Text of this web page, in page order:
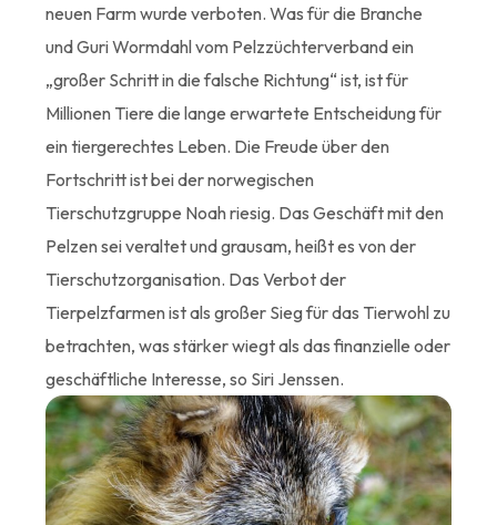
neuen Farm wurde verboten. Was für die Branche
und Guri Wormdahl vom Pelzzüchterverband ein
„großer Schritt in die falsche Richtung“ ist, ist für
Millionen Tiere die lange erwartete Entscheidung für
ein tiergerechtes Leben. Die Freude über den
Fortschritt ist bei der norwegischen
Tierschutzgruppe Noah riesig. Das Geschäft mit den
Pelzen sei veraltet und grausam, heißt es von der
Tierschutzorganisation. Das Verbot der
Tierpelzfarmen ist als großer Sieg für das Tierwohl zu
betrachten, was stärker wiegt als das finanzielle oder
geschäftliche Interesse, so Siri Jenssen.